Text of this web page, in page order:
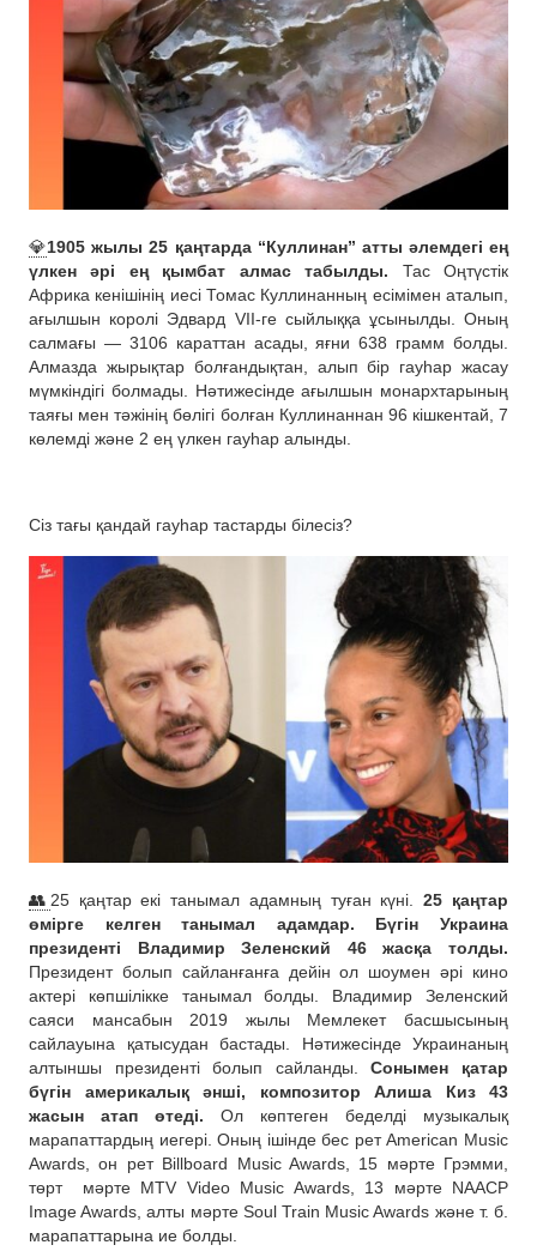
💎1905 жылы 25 қаңтарда “Куллинан” атты әлемдегі ең
үлкен әрі ең қымбат алмас табылды. Тас Оңтүстік
Африка кенішінің иесі Томас Куллинанның есімімен аталып,
ағылшын королі Эдвард VII-ге сыйлыққа ұсынылды. Оның
салмағы — 3106 караттан асады, яғни 638 грамм болды.
Алмазда жырықтар болғандықтан, алып бір гауһар жасау
мүмкіндігі болмады. Нәтижесінде ағылшын монархтарының
таяғы мен тәжінің бөлігі болған Куллинаннан 96 кішкентай, 7
көлемді және 2 ең үлкен гауһар алынды.
Сіз тағы қандай гауһар тастарды білесіз?
👥 25 қаңтар екі танымал адамның туған күні.25 қаңтар
өмірге келген танымал адамдар. Бүгін Украина
президенті Владимир Зеленский 46 жасқа толды.
Президент болып сайланғанға дейін ол шоумен әрі кино
актері көпшілікке танымал болды. Владимир Зеленский
саяси мансабын 2019 жылы Мемлекет басшысының
сайлауына қатысудан бастады. Нәтижесінде Украинаның
алтыншы президенті болып сайланды.Сонымен қатар
бүгін америкалық әнші, композитор Алиша Киз 43
жасын атап өтеді. Ол көптеген беделді музыкалық
марапаттардың иегері. Оның ішінде бес рет American Music
Awards, он рет Billboard Music Awards, 15 мәрте Грэмми,
төрт
мәрте MTV Video Music Awards, 13 мәрте NAACP
Image Awards, алты мәрте Soul Train Music Awards және т. б.
марапаттарына ие болды.